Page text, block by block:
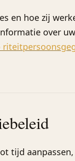
en hoe zij
over
tijd